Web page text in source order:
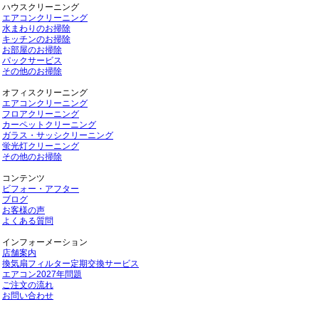
ハウスクリーニング
エアコンクリーニング
水まわりのお掃除
キッチンのお掃除
お部屋のお掃除
パックサービス
その他のお掃除
オフィスクリーニング
エアコンクリーニング
フロアクリーニング
カーペットクリーニング
ガラス・サッシクリーニング
蛍光灯クリーニング
その他のお掃除
コンテンツ
ビフォー・アフター
ブログ
お客様の声
よくある質問
インフォーメーション
店舗案内
換気扇フィルター定期交換サービス
エアコン2027年問題
ご注文の流れ
お問い合わせ